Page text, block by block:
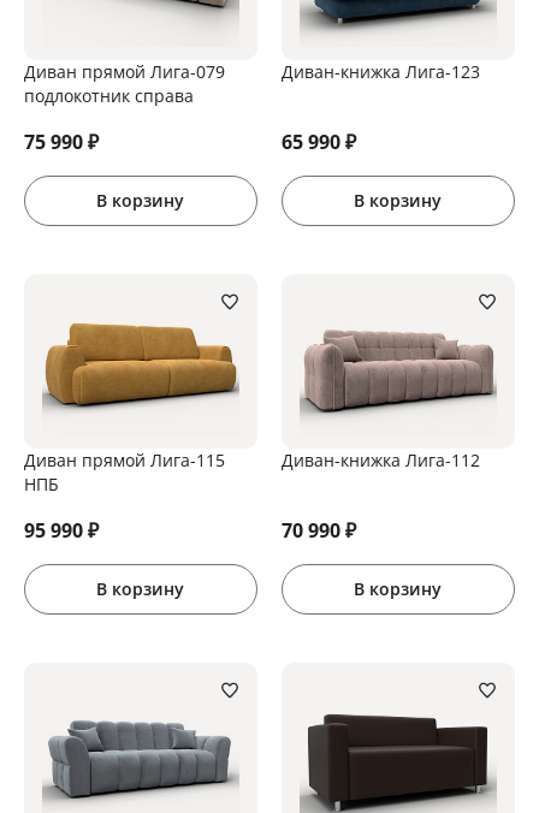
Диван прямой Лига-079
подлокотник справа
75 990₽
В корзину
Диван-книжка Лига-123
65 990₽
В корзину
Диван прямой Лига-115
НПБ
95 990₽
В корзину
Диван-книжка Лига-112
70 990₽
В корзину